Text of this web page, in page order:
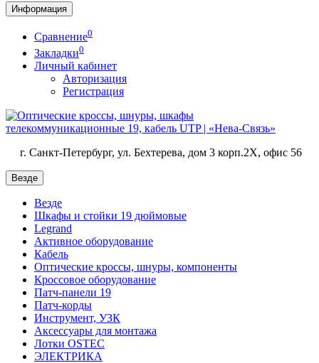
Информация
Сравнение0
Закладки0
Личный кабинет
Авторизация
Регистрация
г. Санкт-Петербург, ул. Бехтерева, дом 3 корп.2X, офис 56
Везде
Везде
Шкафы и стойки 19 дюймовые
Legrand
Активное оборудование
Кабель
Оптические кроссы, шнуры, компоненты
Кроссовое оборудование
Патч-панели 19
Патч-корды
Инструмент, УЗК
Аксессуары для монтажа
Лотки OSTEC
ЭЛЕКТРИКА